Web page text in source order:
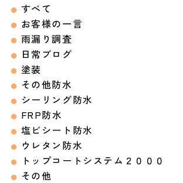
すべて
お客様の一言
雨漏り調査
日常ブログ
塗装
その他防水
シーリング防水
FRP防水
塩ビシート防水
ウレタン防水
トップコートシステム２０００
その他